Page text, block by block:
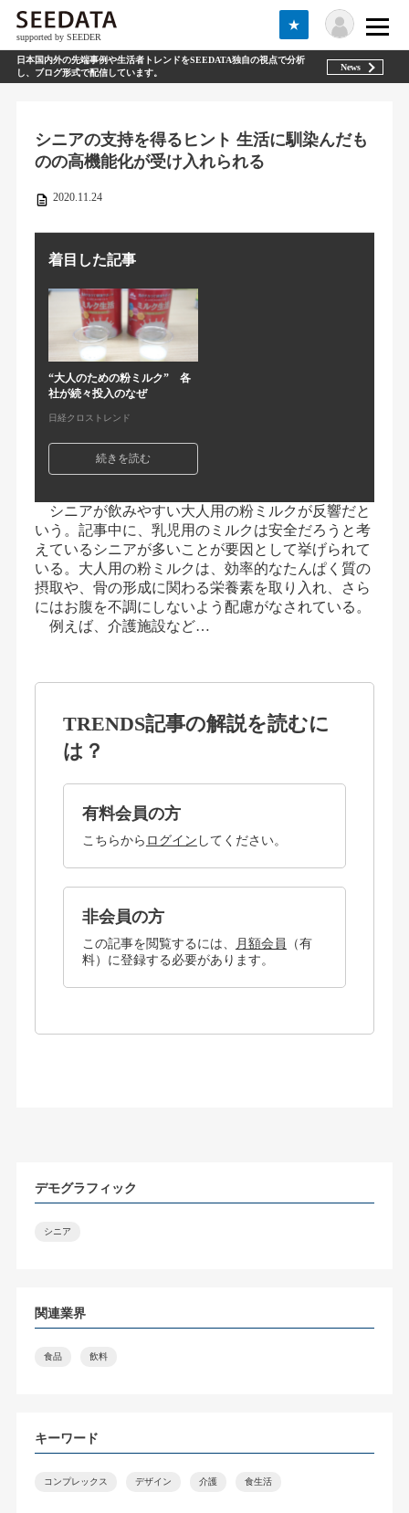
supported by SEEDER
★
日本国内外の先端事例や生活者トレンドをSEEDATA独自の視点で分析
し、ブログ形式で配信しています。
News
シニアの支持を得るヒント 生活に馴染んだも
のの高機能化が受け入れられる
2020.11.24
着目した記事
“大人のための粉ミルク” 各
社が続々投入のなぜ
日経クロストレンド
続きを読む
シニアが飲みやすい大人用の粉ミルクが反響だと
いう。記事中に、乳児用のミルクは安全だろうと考
えているシニアが多いことが要因として挙げられて
いる。大人用の粉ミルクは、効率的なたんぱく質の
摂取や、骨の形成に関わる栄養素を取り入れ、さら
にはお腹を不調にしないよう配慮がなされている。
例えば、介護施設など…
TRENDS記事の解説を読むに
は？
有料会員の方
こちらから ログイン してください。
非会員の方
この記事を閲覧するには、 月額会員
（有
料）に登録する必要があります。
デモグラフィック
シニア
関連業界
食品 飲料
キーワード
コンプレックス デザイン 介護 食生活